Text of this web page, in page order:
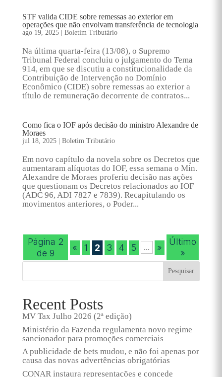
STF valida CIDE sobre remessas ao exterior em
operações que não envolvam transferência de tecnologia
ago 19, 2025| Boletim Tributário
Na última quarta-feira (13/08), o Supremo
Tribunal Federal concluiu o julgamento do Tema
914, em que se discutiu a constitucionalidade da
Contribuição de Intervenção no Domínio
Econômico (CIDE) sobre remessas ao exterior a
título de remuneração decorrente de contratos...
Como fica o IOF após decisão do ministro Alexandre de
Moraes
jul 18, 2025| Boletim Tributário
Em novo capítulo da novela sobre os Decretos que
aumentaram alíquotas do IOF, essa semana o Min.
Alexandre de Moraes proferiu decisão nas ações
que questionam os Decretos relacionados ao IOF
(ADC 96, ADI 7827 e 7839). Recapitulando os
movimentos anteriores, o Poder...
Página 2
de 9
« 1 2 3 4 5 ... »
Último
»
Pesquisar
Recent Posts
MV Tax Julho 2026 (2ª edição)
Ministério da Fazenda regulamenta novo regime
sancionador para promoções comerciais
A publicidade de bets mudou, e não foi apenas por
causa das novas advertências obrigatórias
CONAR instaura representações e concede